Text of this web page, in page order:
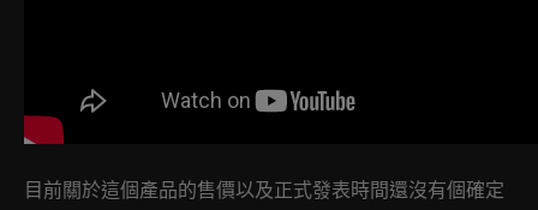
目前關於這個產品的售價以及正式發表時間還沒有個確定